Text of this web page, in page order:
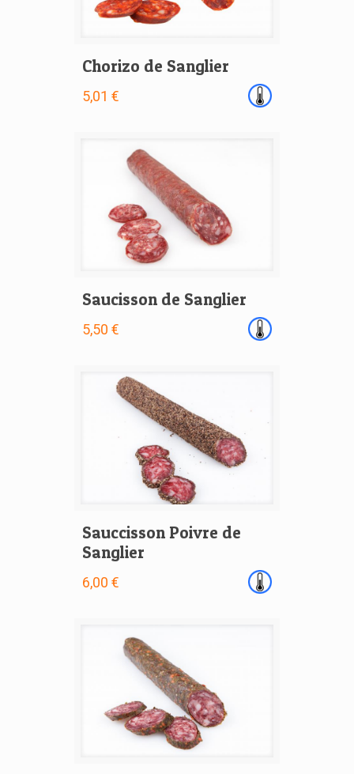
Chorizo de Sanglier
5,01 €
Saucisson de Sanglier
5,50 €
Sauccisson Poivre de
Sanglier
6,00 €